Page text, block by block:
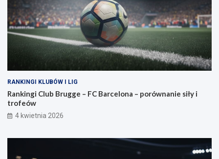
RANKINGI KLUBÓW I LIG
Rankingi Club Brugge – FC Barcelona – porównanie siły i
trofeów
4 kwietnia 2026